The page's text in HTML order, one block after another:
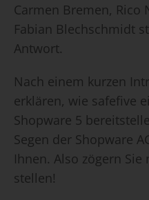
Carmen Bremen, Rico
Fabian Blechschmidt
Antwort.
Nach einem kurzen
erklären, wie safefive
Shopware 5
Segen der Shopware
Ihnen. Also zögern Sie
stellen!